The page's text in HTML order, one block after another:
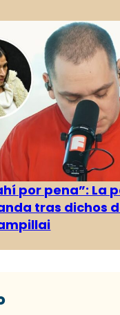
por pena”: La
tras dichos